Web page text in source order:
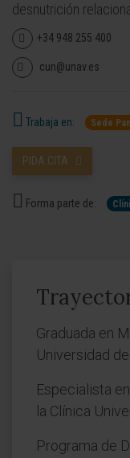
desnutrición
+34 948 255 400
cun@unav.es
Trabaja en: Sede
PIDA CITA
Forma parte de:
Graduada en
Universidad
Especialista
la Clínica
Programa de